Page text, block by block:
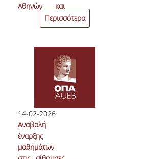
Αθηνών και
της Ένωσης
Οικονομολόγων
την Οικονομική γνώση
Περισσότερα
14-02-2026
Αναβολή
έναρξης
μαθημάτων